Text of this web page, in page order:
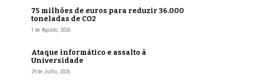
75 milhões de euros para reduzir 36.000
toneladas de CO2
1 de Agosto, 2026
Ataque informático e assalto à
Universidade
29 de Julho, 2026